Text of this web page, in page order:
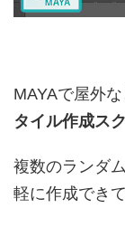
MAYAで屋外
タイル作成ス
複数のランダ
軽に作成でき